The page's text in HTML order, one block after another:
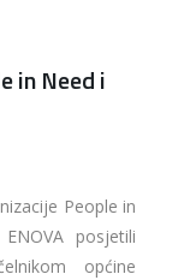
in Need i
People in
posjetili
općine